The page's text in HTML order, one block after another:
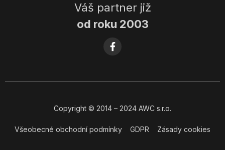
Váš partner již
od roku 2003
Copyright © 2014 – 2024 AWC s.r.o.
Všeobecné obchodní podmínky GDPR Zásady cookies